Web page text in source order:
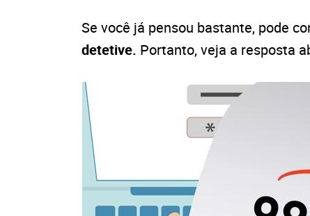
Se você já pensou bastante, pode
detetive. Portanto, veja a resposta